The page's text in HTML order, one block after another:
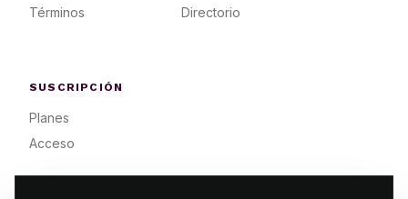
Términos
Directorio
SUSCRIPCIÓN
Planes
Acceso